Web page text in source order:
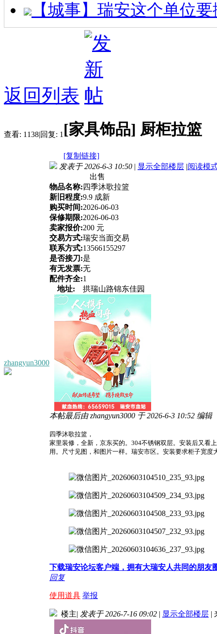
【城事】瑞安这个单位
返回列表
查看: 1138|回复: 1 [家具饰品] 厨柜拉篮
[复制链接]
zhangyun3000
发表于 2026-6-3 10:50 | 显示全部楼层 |阅读模
出售
物品名称: 四季沐歌拉篮
新旧程度:9.9 成新
购买时间:2026-06-03
保修期限:2026-06-03
卖家报价:200 元
交易方式:瑞安当面交易
联系方式:13566155297
是否接刀:是
有无发票:无
配件齐全:1
地址:
拱瑞山路锦东佳园
本帖最后由 zhangyun3000 于 2026-6-3 10:52 编辑
四季沐歌拉篮，
家里装修，全新，京东买的。304不锈钢双层。安装后又看
用。尺寸见图，和图片一样。瑞安市区。安装要求柜子宽度
下载瑞安论坛客户端，拥有大瑞安人共同的朋友
回复
使用道具 举报
楼主| 发表于 2026-7-16 09:02 | 显示全部楼层 |